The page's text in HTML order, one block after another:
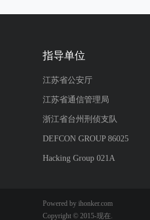
指导单位
江苏省公安厅
江苏省通信管理局
浙江省台州刑侦支队
DEFCON GROUP 86025
Hacking Group 021A
Powered by ihonker.com
Copyright © 2015-现在.